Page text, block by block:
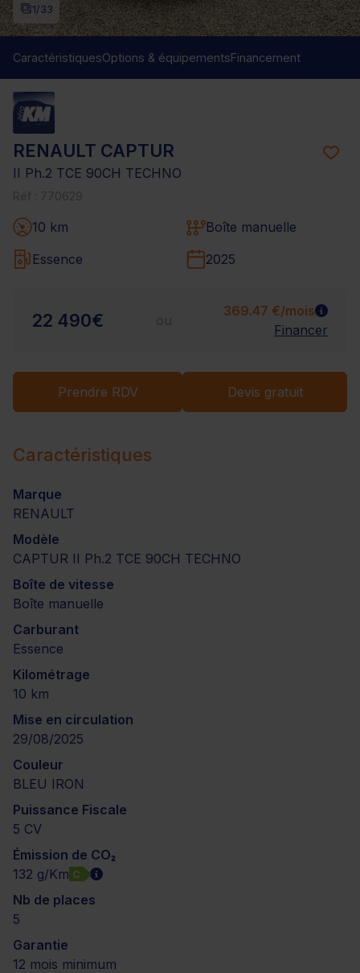
RENAULT CAPTUR
II Ph.2 TCE 90CH TECHNO
10 km
Boîte manuelle
Essence
2025
22 490€
369.47 €/mois
Financer
Prendre RDV Devis gratuit
1/33
CaractéristiquesOptions & équipementsFinancement
Caractéristiques
Marque
RENAULT
Modèle
CAPTUR II Ph.2 TCE 90CH TECHNO
Boîte de vitesse
Boîte manuelle
Carburant
Essence
Kilométrage
10 km
Mise en circulation
29/08/2025
Couleur
BLEU IRON
Puissance Fiscale
5 CV
Émission de CO₂
132 g/Km C
Nb de places
5
Garantie
12 mois minimum